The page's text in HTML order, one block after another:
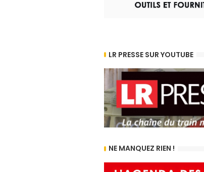
LR PRESSE SUR YOUTUBE
NE MANQUEZ RIEN !